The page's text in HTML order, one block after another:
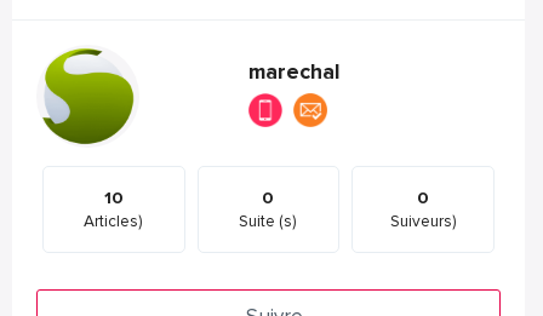
marechal
10
Articles)
0
Suite (s)
0
Suiveurs)